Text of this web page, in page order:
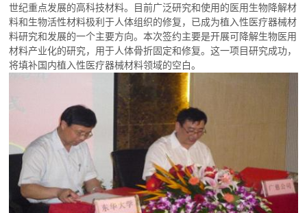
世纪重点发展的高科技材料。目前广泛研究和使用的医用生物降解材
料和生物活性材料极利于人体组织的修复，已成为植入性医疗器械材
料研究和发展的一个主要方向。本次签约主要是开展可降解生物医用
材料产业化的研究，用于人体骨折固定和修复。这一项目研究成功，
将填补国内植入性医疗器械材料领域的空白。